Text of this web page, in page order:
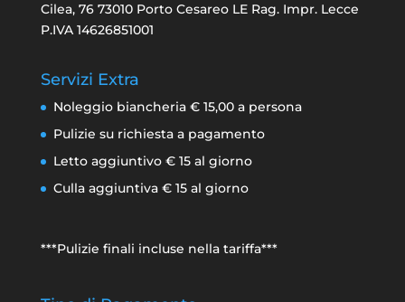
Cilea, 76 73010 Porto Cesareo LE Rag. Impr. Lecce
P.IVA 14626851001
Servizi Extra
Noleggio biancheria € 15,00 a persona
Pulizie su richiesta a pagamento
Letto aggiuntivo € 15 al giorno
Culla aggiuntiva € 15 al giorno
***Pulizie finali incluse nella tariffa***